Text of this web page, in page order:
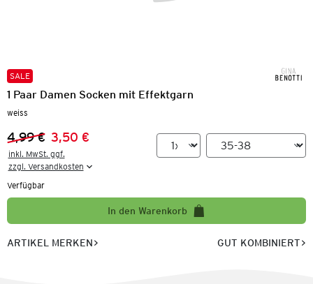
SALE
1 Paar Damen Socken mit Effektgarn
weiss
Vorheriger Preis:
4,99 €
Neuer Preis:
3,50 €
inkl. MwSt. ggf.
zzgl. Versandkosten
Verfügbar
In den Warenkorb
ARTIKEL MERKEN GUT KOMBINIERT